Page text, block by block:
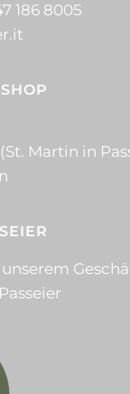
186 8005
Martin in